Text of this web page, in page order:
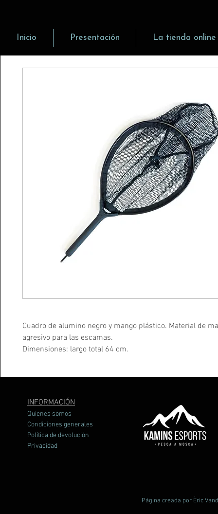
Inicio Presentación La tienda online
Cuadro de alumino negro y mango plástico. Material de
agresivo para las escamas.
Dimensiones: largo total 64 cm.
INFORMACIÓN
Quienes somos
Condiciones generales
Política de devolución
Privacidad
Página creada por Èric